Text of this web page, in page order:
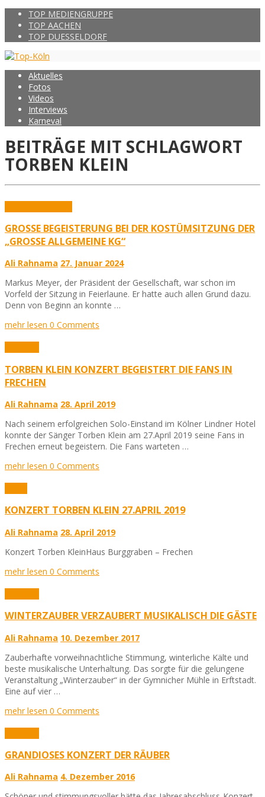
TOP MEDIENGRUPPE
TOP AACHEN
TOP DUESSELDORF
Aktuelles
Fotos
Videos
Interviews
Karneval
BEITRÄGE MIT SCHLAGWORT
TORBEN KLEIN
GROSSE BEGEISTERUNG BEI DER KOSTÜMSITZUNG DER „
GROSSE ALLGEMEINE KG“
Ali Rahnama 27. Januar 2024
Markus Meyer, der Präsident der Gesellschaft, war schon im
Vorfeld der Sitzung in Feierlaune. Er hatte auch allen Grund dazu.
Denn von Beginn an konnte …
mehr lesen 0 Comments
TORBEN KLEIN KONZERT BEGEISTERT DIE FANS IN
FRECHEN
Ali Rahnama 28. April 2019
Nach seinem erfolgreichen Solo-Einstand im Kölner Lindner Hotel
konnte der Sänger Torben Klein am 27.April 2019 seine Fans in
Frechen erneut begeistern. Die Fans warteten …
mehr lesen 0 Comments
KONZERT TORBEN KLEIN 27.APRIL 2019
Ali Rahnama 28. April 2019
Konzert Torben KleinHaus Burggraben – Frechen
mehr lesen 0 Comments
WINTERZAUBER VERZAUBERT MUSIKALISCH DIE GÄSTE
Ali Rahnama 10. Dezember 2017
Zauberhafte vorweihnachtliche Stimmung, winterliche Kälte und
beste musikalische Unterhaltung. Das sorgte für die gelungene
Veranstaltung „Winterzauber“ in der Gymnicher Mühle in Erftstadt.
Eine auf vier …
mehr lesen 0 Comments
GRANDIOSES KONZERT DER RÄUBER
Ali Rahnama 4. Dezember 2016